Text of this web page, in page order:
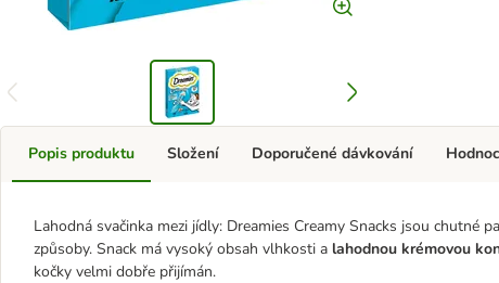
Popis produktu
Lahodná svačinka mezi jídly: Dreamies Creamy Snacks jsou chutné
způsoby. Snack má vysoký obsah vlhkosti a lahodnou krémovou
kočky velmi dobře přijímán.
Složení Doporučené dávkování